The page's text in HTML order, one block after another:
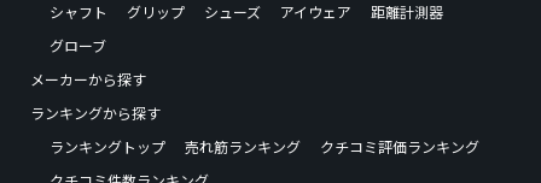
シャフト
グリップ シューズ アイウェア
距離計測器
グローブ
メーカーから探す
ランキングから探す
ランキングトップ
売れ筋ランキング
クチコミ評価ランキング